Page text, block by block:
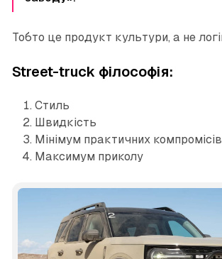
Тобто це продукт культури, а не
Street-truck філософія:
Стиль
Швидкість
Мінімум практичних компромісів
Максимум приколу